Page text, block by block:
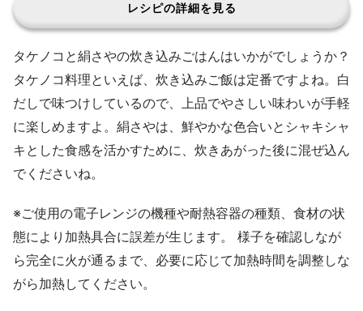
レシピの詳細を見る
タケノコと絹さやの炊き込みごはんはいかがでしょうか？
タケノコ料理といえば、炊き込みご飯は定番ですよね。白
だしで味つけしているので、上品でやさしい味わいが手軽
に楽しめますよ。絹さやは、鮮やかな色合いとシャキシャ
キとした食感を活かすために、炊きあがった後に混ぜ込ん
でくださいね。
※ご使用の電子レンジの機種や耐熱容器の種類、食材の状
態により加熱具合に誤差が生じます。 様子を確認しなが
ら完全に火が通るまで、必要に応じて加熱時間を調整しな
がら加熱してください。